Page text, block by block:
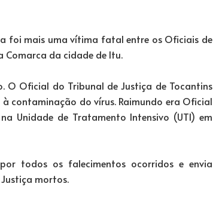
foi mais uma vítima fatal entre os Oficiais de
Comarca da cidade de Itu.
O Oficial do Tribunal de Justiça de Tocantins
contaminação do vírus. Raimundo era Oficial
Unidade de Tratamento Intensivo (UTI) em
todos os falecimentos ocorridos e envia
mortos.